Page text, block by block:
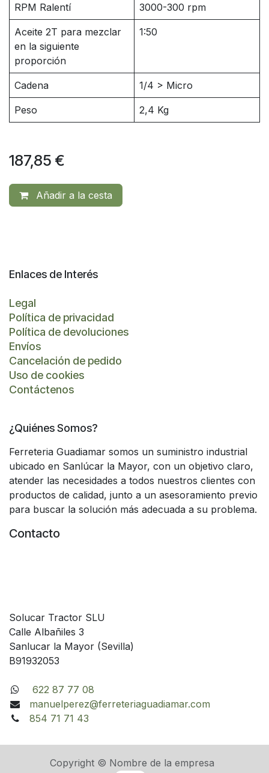
RPM Ralentí 3000-300 rpm
Aceite 2T para mezclar
en la siguiente
proporción
1:50
Cadena 1/4 > Micro
Peso 2,4 Kg
187,85 €
Añadir a la cesta
Enlaces de Interés
Legal
Política de privacidad
Política de devoluciones
Envíos
Cancelación de pedido
Uso de cookies
Contáctenos
¿Quiénes Somos?
Ferreteria Guadiamar somos un suministro industrial
ubicado en Sanlúcar la Mayor, con un objetivo claro,
atender las necesidades a todos nuestros clientes con
productos de calidad, junto a un asesoramiento previo
para buscar la solución más adecuada a su problema.
Contacto
Solucar Tractor SLU
Calle Albañiles 3
Sanlucar la Mayor (Sevilla)
B91932053
622 87 77 08
manuelperez@ferreteriaguadiamar.com
854 71 71 43
Copyright © Nombre de la empresa